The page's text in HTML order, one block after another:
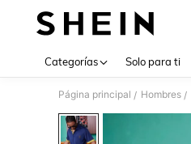
Categorías Solo para ti
Página principal / Hombres /